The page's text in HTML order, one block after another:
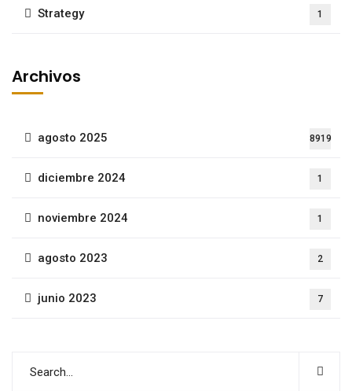
Strategy 1
Archivos
agosto 2025 8919
diciembre 2024 1
noviembre 2024 1
agosto 2023 2
junio 2023 7